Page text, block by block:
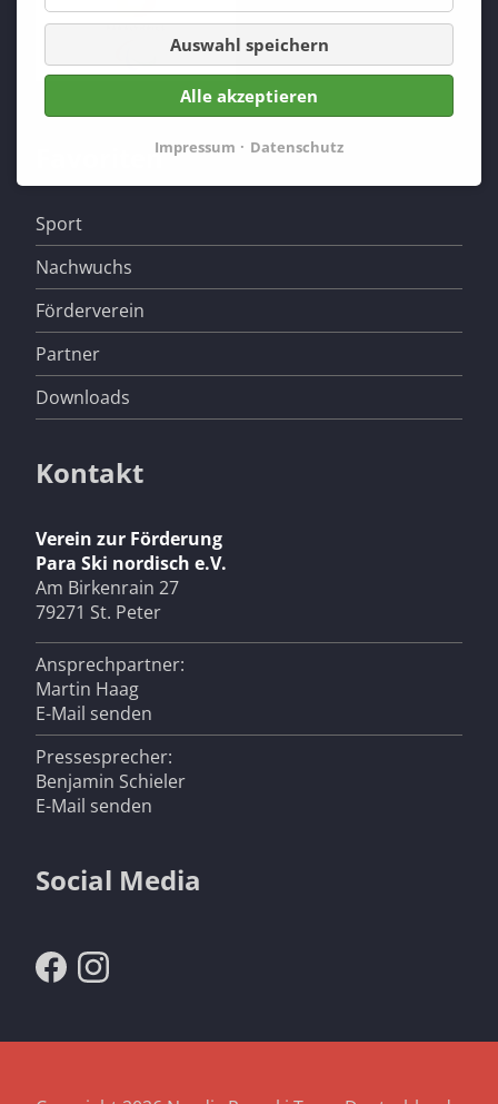
Favoriten
Navigation
überspringen
Sport
Nachwuchs
Förderverein
Partner
Downloads
Kontakt
Verein zur Förderung
Para Ski nordisch e.V.
Am Birkenrain 27
79271 St. Peter
Ansprechpartner:
Martin Haag
E-Mail senden
Pressesprecher:
Benjamin Schieler
E-Mail senden
Social Media
Auswahl speichern
Alle akzeptieren
Impressum Datenschutz